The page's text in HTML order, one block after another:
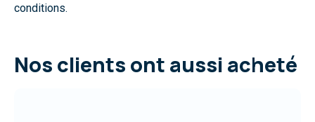
conditions.
Nos clients ont aussi acheté